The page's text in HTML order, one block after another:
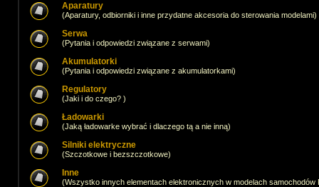
Aparatury
(Aparatury, odbiorniki i inne przydatne akcesoria do sterowania modelami)
Serwa
(Pytania i odpowiedzi związane z serwami)
Akumulatorki
(Pytania i odpowiedzi związane z akumulatorkami)
Regulatory
(Jaki i do czego? )
Ładowarki
(Jaką ładowarke wybrać i dlaczego tą a nie inną)
Silniki elektryczne
(Szczotkowe i bezszczotkowe)
Inne
(Wszystko innych elementach elektronicznych w modelach samochodów